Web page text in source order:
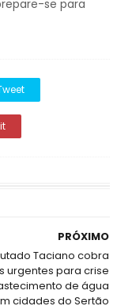
se para
PRÓXIMO
Taciano cobra
urgentes para crise
de água
cidades do Sertão